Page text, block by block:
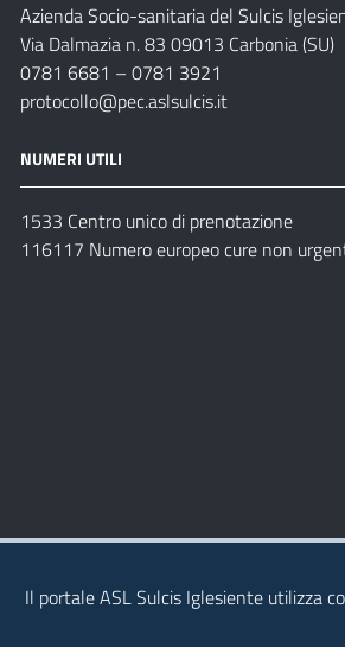
Azienda Socio-sanitaria del Sulcis
Via Dalmazia n. 83 09013 Carbonia (SU)
0781 6681 – 0781 3921
protocollo@pec.aslsulcis.it
NUMERI UTILI
1533 Centro unico di prenotazione
116117 Numero europeo cure non
Il portale ASL Sulcis Iglesiente utilizza